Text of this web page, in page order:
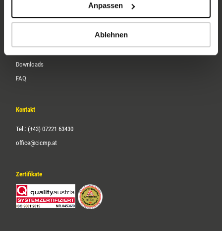
Anpassen
Ablehnen
Service
Downloads
FAQ
Kontakt
Tel.: (+43) 07221 63430
office@cicmp.at
Zertifikate